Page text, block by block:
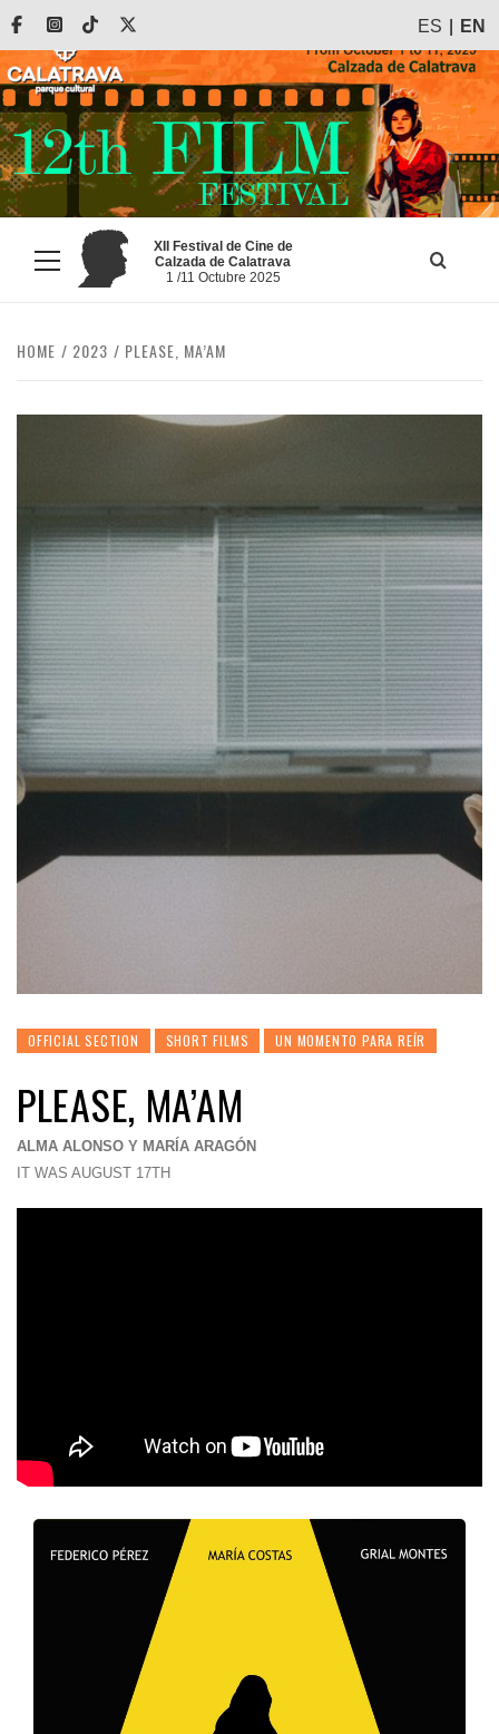
Skip
content
FacebookInstagram
Tiktok ES EN
Primary
Menu
XII Festival de Cine de
Calzada de Calatrava
1 /11 Octubre 2025
HOME 2023 PLEASE, MA’AM
OFFICIAL SECTION SHORT FILMS UN MOMENTO PARA REÍR
PLEASE, MA’AM
ALMA ALONSO Y MARÍA ARAGÓN
IT WAS AUGUST 17TH